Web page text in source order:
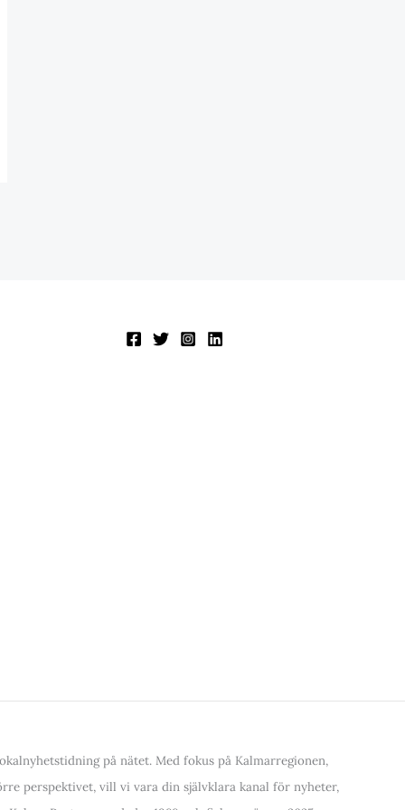
på nätet. Med fokus på Kalmarregionen,
perspektivet, vill vi vara din självklara kanal för nyheter,